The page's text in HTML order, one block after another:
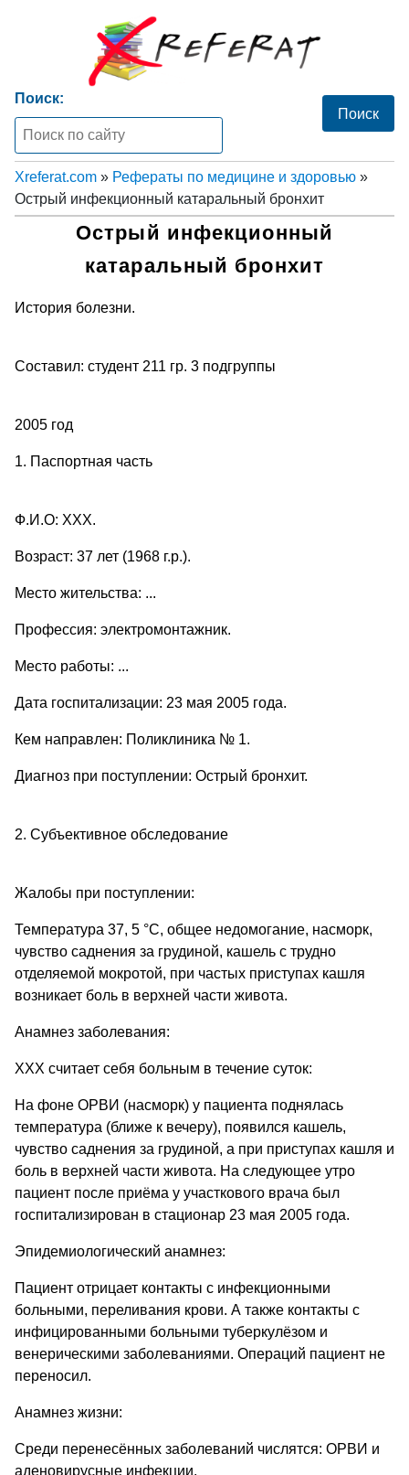
Поиск:
Xreferat.com » Рефераты по медицине и здоровью »
Острый инфекционный катаральный бронхит
Острый инфекционный
катаральный бронхит
История болезни.
Составил: студент 211 гр. 3 подгруппы
2005 год
1. Паспортная часть
Ф.И.О: ХХХ.
Возраст: 37 лет (1968 г.р.).
Место жительства: ...
Профессия: электромонтажник.
Место работы: ...
Дата госпитализации: 23 мая 2005 года.
Кем направлен: Поликлиника № 1.
Диагноз при поступлении: Острый бронхит.
2. Субъективное обследование
Жалобы при поступлении:
Температура 37, 5 °С, общее недомогание, насморк,
чувство саднения за грудиной, кашель с трудно
отделяемой мокротой, при частых приступах кашля
возникает боль в верхней части живота.
Анамнез заболевания:
ХХХ считает себя больным в течение суток:
На фоне ОРВИ (насморк) у пациента поднялась
температура (ближе к вечеру), появился кашель,
чувство саднения за грудиной, а при приступах кашля и
боль в верхней части живота. На следующее утро
пациент после приёма у участкового врача был
госпитализирован в стационар 23 мая 2005 года.
Эпидемиологический анамнез:
Пациент отрицает контакты с инфекционными
больными, переливания крови. А также контакты с
инфицированными больными туберкулёзом и
венерическими заболеваниями. Операций пациент не
переносил.
Анамнез жизни:
Среди перенесённых заболеваний числятся: ОРВИ и
аденовирусные инфекции.